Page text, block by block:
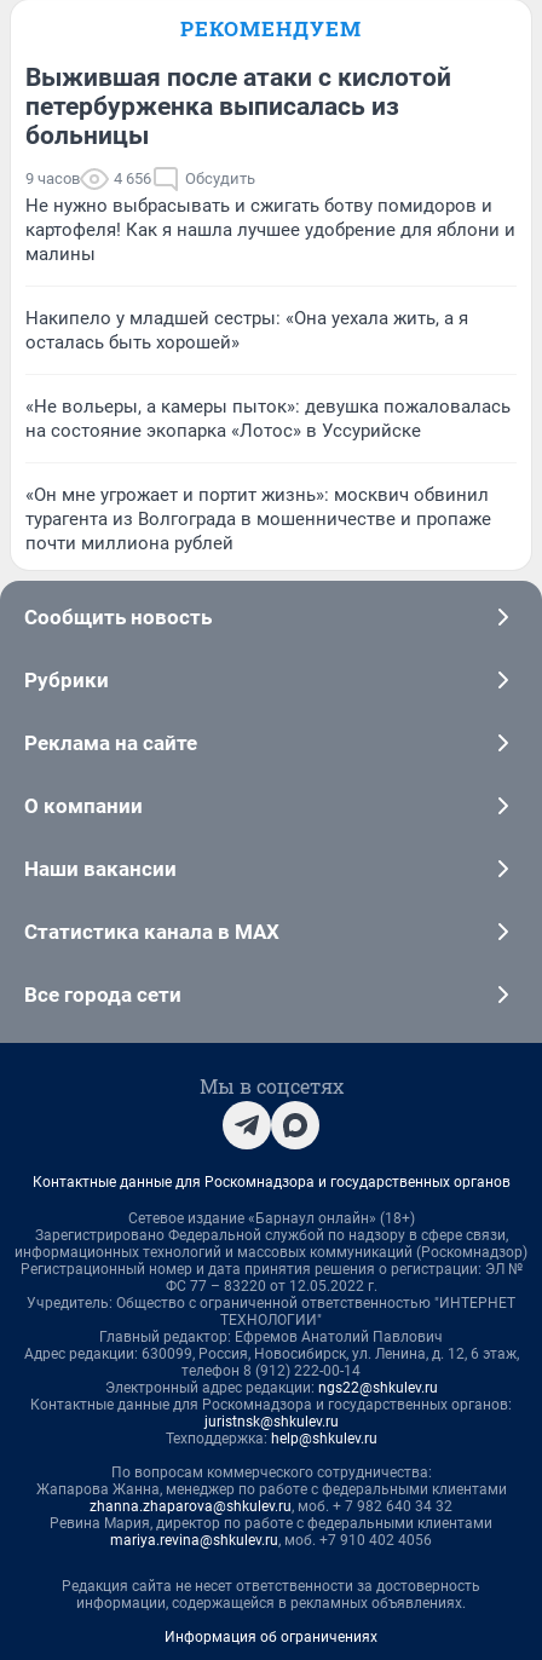
РЕКОМЕНДУЕМ
Выжившая после атаки с кислотой
петербурженка выписалась из
больницы
9 часов 4 656 Обсудить
Не нужно выбрасывать и сжигать ботву помидоров и
картофеля! Как я нашла лучшее удобрение для яблони и
малины
Накипело у младшей сестры: «Она уехала жить, а я
осталась быть хорошей»
«Не вольеры, а камеры пыток»: девушка пожаловалась
на состояние экопарка «Лотос» в Уссурийске
«Он мне угрожает и портит жизнь»: москвич обвинил
турагента из Волгограда в мошенничестве и пропаже
почти миллиона рублей
Сообщить новость
Рубрики
Реклама на сайте
О компании
Наши вакансии
Статистика канала в MAX
Все города сети
Мы в соцсетях
Контактные данные для Роскомнадзора и государственных органов
Сетевое издание «Барнаул онлайн» (18+)
Зарегистрировано Федеральной службой по надзору в сфере связи,
информационных технологий и массовых коммуникаций (Роскомнадзор)
Регистрационный номер и дата принятия решения о регистрации: ЭЛ №
ФС 77 – 83220 от 12.05.2022 г.
Учредитель: Общество с ограниченной ответственностью "ИНТЕРНЕТ
ТЕХНОЛОГИИ"
Главный редактор: Ефремов Анатолий Павлович
Адрес редакции: 630099, Россия, Новосибирск, ул. Ленина, д. 12, 6 этаж,
телефон 8 (912) 222-00-14
Электронный адрес редакции: ngs22@shkulev.ru
Контактные данные для Роскомнадзора и государственных органов:
juristnsk@shkulev.ru
Техподдержка: help@shkulev.ru
По вопросам коммерческого сотрудничества:
Жапарова Жанна, менеджер по работе с федеральными клиентами
zhanna.zhaparova@shkulev.ru, моб. + 7 982 640 34 32
Ревина Мария, директор по работе с федеральными клиентами
mariya.revina@shkulev.ru, моб. +7 910 402 4056
Редакция сайта не несет ответственности за достоверность
информации, содержащейся в рекламных объявлениях.
Информация об ограничениях